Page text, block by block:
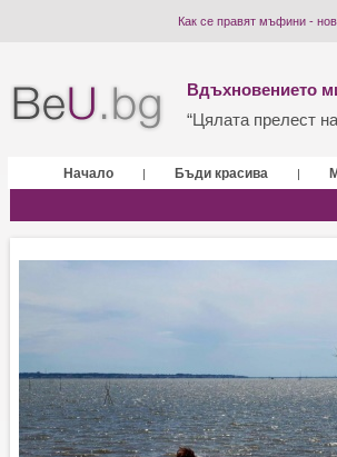
Как се правят мъфини -
Вдъхновението
“Цялата прелест
Начало | Бъди красива |